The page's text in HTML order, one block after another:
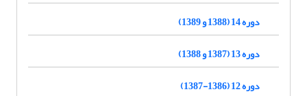
دوره 14 (1388 و 1389)
دوره 13 (1387 و 1388)
دوره 12 (1386-1387)